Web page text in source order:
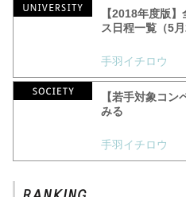
【2018年度版
ス日程一覧（5月
手羽イチロウ
【若手対象コ
みる
手羽イチロウ